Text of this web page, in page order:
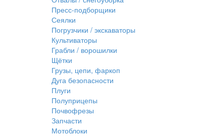
Пресс-подборщики
Сеялки
Погрузчики / экскаваторы
Культиваторы
Грабли / ворошилки
Щётки
Грузы, цепи, фаркоп
Дуга безопасности
Плуги
Полуприцепы
Почвофрезы
Запчасти
Мотоблоки